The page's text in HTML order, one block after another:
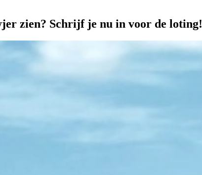
zien? Schrijf je nu in voor de loting!